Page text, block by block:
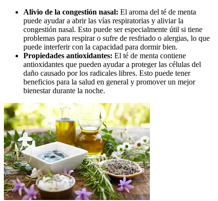
Alivio de la congestión nasal: El aroma del té de menta
puede ayudar a abrir las vías respiratorias y aliviar la
congestión nasal. Esto puede ser especialmente útil si tiene
problemas para respirar o sufre de resfriado o alergias, lo que
puede interferir con la capacidad para dormir bien.
Propiedades antioxidantes: El té de menta contiene
antioxidantes que pueden ayudar a proteger las células del
daño causado por los radicales libres. Esto puede tener
beneficios para la salud en general y promover un mejor
bienestar durante la noche.